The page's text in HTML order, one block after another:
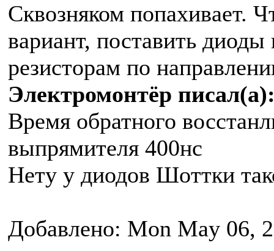
Сквозняком попахивает.
вариант, поставить
резисторам по
Электромонтёр
Время обратного
выпрямителя 400нс
Нету у диодов Шоттки
Добавлено: Mon May 06,